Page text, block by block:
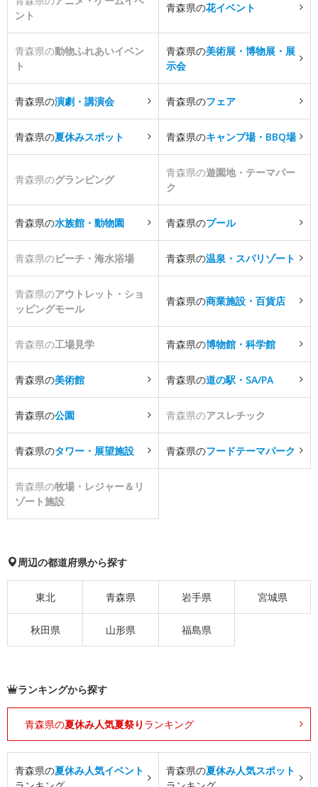
ント
青森県の花イベント
青森県の動物ふれあいイベン
ト
青森県の美術展・博物展・展
示会
青森県の演劇・講演会 青森県のフェア
青森県の夏休みスポット 青森県のキャンプ場・BBQ場
青森県のグランピング
青森県の遊園地・テーマパー
ク
青森県の水族館・動物園 青森県のプール
青森県のビーチ・海水浴場 青森県の温泉・スパリゾート
青森県のアウトレット・ショ
ッピングモール
青森県の商業施設・百貨店
青森県の工場見学 青森県の博物館・科学館
青森県の美術館 青森県の道の駅・SA/PA
青森県の公園 青森県のアスレチック
青森県のタワー・展望施設 青森県のフードテーマパーク
青森県の牧場・レジャー＆リ
ゾート施設
周辺の都道府県から探す
東北 青森県 岩手県 宮城県
秋田県 山形県 福島県
ランキングから探す
青森県の夏休み人気夏祭り ランキング
青森県の夏休み人気イベント
青森県の夏休み人気スポット